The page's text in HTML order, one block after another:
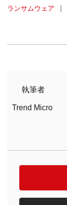
ランサムウェア
|
執筆者
Trend Micro